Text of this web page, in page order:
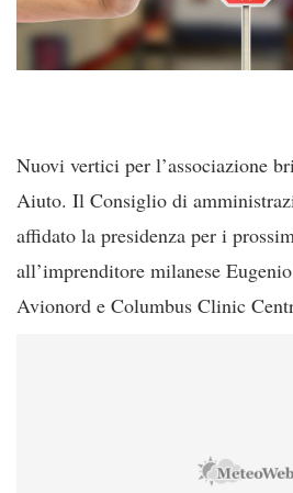
Nuovi vertici per l’associazione
Aiuto. Il Consiglio di
affidato la presidenza per i
all’imprenditore milanese
Avionord e Columbus Clinic